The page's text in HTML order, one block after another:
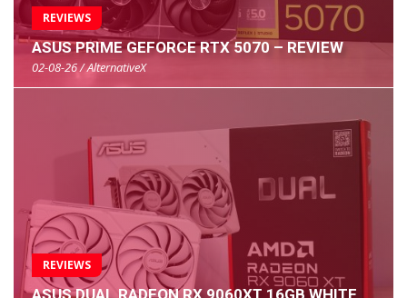
REVIEWS
ASUS PRIME GEFORCE RTX 5070 – REVIEW
02-08-26 / AlternativeX
REVIEWS